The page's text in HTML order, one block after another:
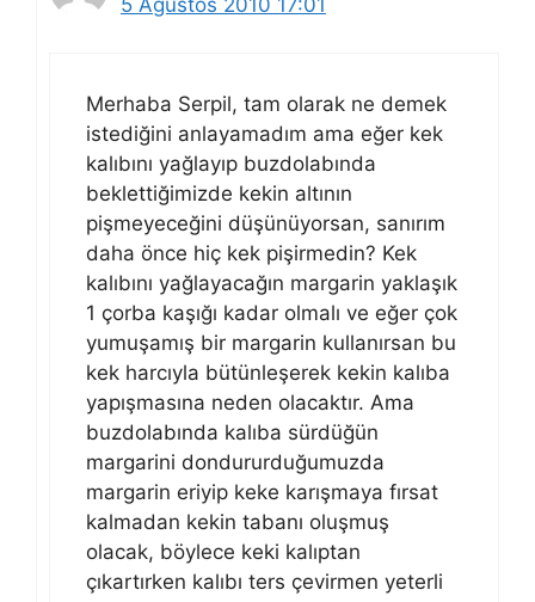
Merhaba Serpil, tam olarak ne demek
istediğini anlayamadım ama eğer kek
kalıbını yağlayıp buzdolabında
beklettiğimizde kekin altının
pişmeyeceğini düşünüyorsan, sanırım
daha önce hiç kek pişirmedin? Kek
kalıbını yağlayacağın margarin yaklaşık
1 çorba kaşığı kadar olmalı ve eğer çok
yumuşamış bir margarin kullanırsan bu
kek harcıyla bütünleşerek kekin kalıba
yapışmasına neden olacaktır. Ama
buzdolabında kalıba sürdüğün
margarini dondururduğumuzda
margarin eriyip keke karışmaya fırsat
kalmadan kekin tabanı oluşmuş
olacak, böylece keki kalıptan
çıkartırken kalıbı ters çevirmen yeterli